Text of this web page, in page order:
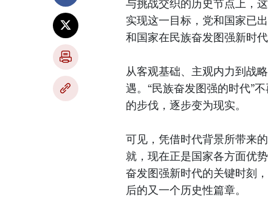
与挑战交织的历史节点上，
实现这一目标，党和国家已
和国家在民族奋发图强新时
从客观基础、主观内力到战
遇。“民族奋发图强的时代”
的步伐，逐步变为现实。
可见，凭借时代背景所带来
就，现在正是国家各方面优
奋发图强新时代的关键时刻
后的又一个历史性篇章。